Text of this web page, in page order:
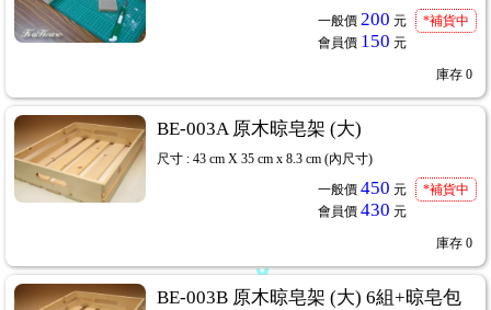
一般價 200 元
會員價 150 元
*補貨中
庫存 0
BE-003A 原木晾皂架 (大)
尺寸 : 43 cm X 35 cm x 8.3 cm (內尺寸)
一般價 450 元
會員價 430 元
*補貨中
庫存 0
BE-003B 原木晾皂架 (大) 6組+晾皂包